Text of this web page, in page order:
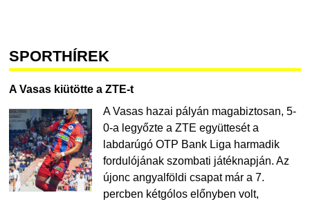
SPORTHÍREK
A Vasas kiütötte a ZTE-t
A Vasas hazai pályán magabiztosan, 5-
0-a legyőzte a ZTE együttesét a
labdarúgó OTP Bank Liga harmadik
fordulójának szombati játéknapján. Az
újonc angyalföldi csapat már a 7.
percben kétgólos előnyben volt,